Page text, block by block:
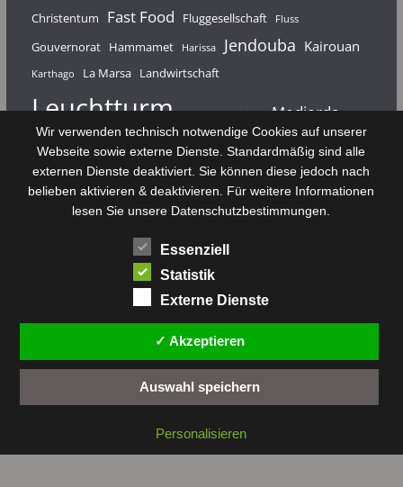
Christentum Fast Food Fluggesellschaft Fluss
Gouvernorat Hammamet Harissa Jendouba Kairouan
Karthago La Marsa Landwirtschaft
Leuchtturm Mahdia Majerda Medjerda
Monastir Médenine Nabeul Nouvelair Punier
Rundfunk Römer Salzsee Sebkha
Sfax Sidi Bou Said Souk El Arba Sousse
Stadt Tabarka Telekommunikation
Zaghouan
Wir verwenden technisch notwendige Cookies auf unserer
Webseite sowie externe Dienste. Standardmäßig sind alle
externen Dienste deaktiviert. Sie können diese jedoch nach
belieben aktivieren & deaktivieren. Für weitere Informationen
lesen Sie unsere Datenschutzbestimmungen.
Essenziell
Statistik
Externe Dienste
✓ Akzeptieren
Auswahl speichern
Personalisieren